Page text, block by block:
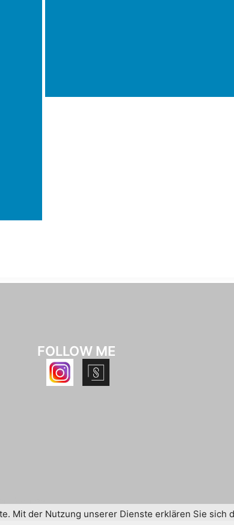
FOLLOW ME
Sydney
Mit der Nutzung unserer Dienste erklären Sie sich